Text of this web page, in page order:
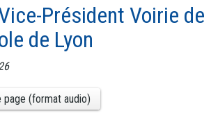
Président Voirie de
de Lyon
(format audio)